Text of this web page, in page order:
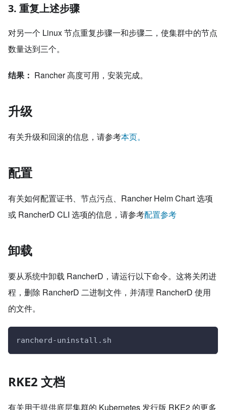
3. 重复上述步骤
对另一个 Linux 节点重复步骤一和步骤二，使集群中的节点
数量达到三个。
结果： Rancher 高度可用，安装完成。
升级
有关升级和回滚的信息，请参考本页。
配置
有关如何配置证书、节点污点、Rancher Helm Chart 选项
或 RancherD CLI 选项的信息，请参考配置参考
卸载
要从系统中卸载 RancherD，请运行以下命令。这将关闭进
程，删除 RancherD 二进制文件，并清理 RancherD 使用
的文件。
rancherd-uninstall.sh
RKE2 文档
有关用于提供底层集群的 Kubernetes 发行版 RKE2 的更多